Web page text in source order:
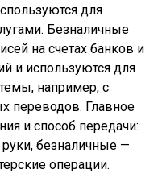
для
Безналичные
на счетах банков и
и используются для
например, с
переводов. Главное
и способ передачи:
безналичные —
операции.